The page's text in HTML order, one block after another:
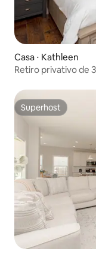
Casa ⋅ Kathleen
Retiro privativo de
Superhost
Superhost